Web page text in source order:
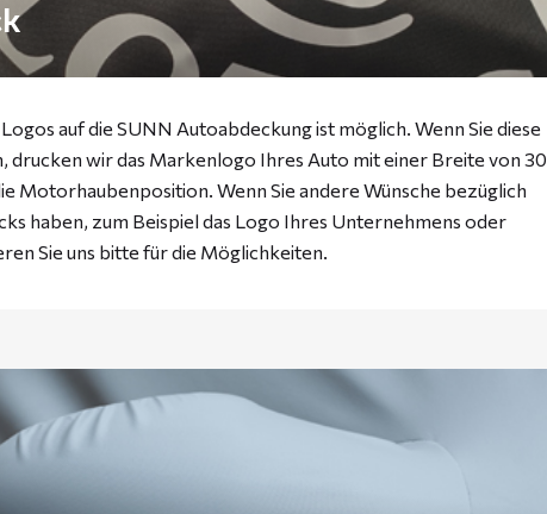
auf die SUNN Autoabdeckung ist möglich. Wenn Sie diese
drucken wir das Markenlogo Ihres Auto mit einer Breite von 30
Motorhaubenposition. Wenn Sie andere Wünsche bezüglich
haben, zum Beispiel das Logo Ihres Unternehmens oder
Sie uns bitte für die Möglichkeiten.